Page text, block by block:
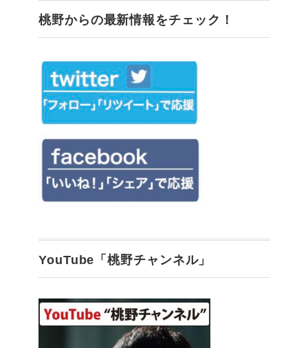
桃野からの最新情報をチェック！
YouTube「桃野チャンネル」